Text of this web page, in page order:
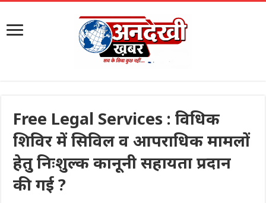
Free Legal Services : विधिक
शिविर में सिविल व आपराधिक मामलों
हेतु निःशुल्क कानूनी सहायता प्रदान
की गई ?